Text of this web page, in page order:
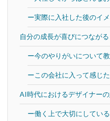
ー実際に入社した後のイ
自分の成長が喜びにつながる
ー今のやりがいについて
ーこの会社に入って感じ
AI時代におけるデザイナー
ー働く上で大切にしてい